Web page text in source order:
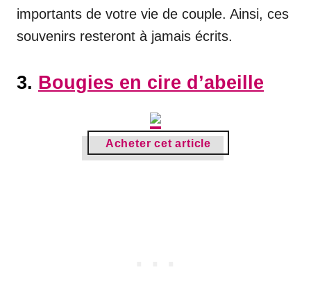
importants de votre vie de couple. Ainsi, ces
souvenirs resteront à jamais écrits.
3. Bougies en cire d’abeille
Acheter cet article